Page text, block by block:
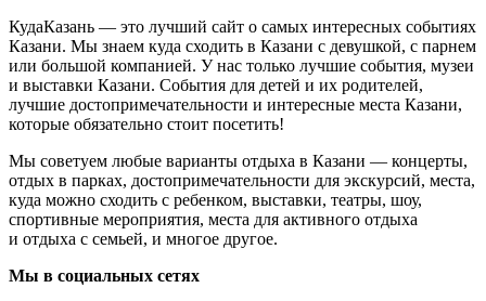
КудаКазань — это лучший сайт о самых интересных событиях
Казани. Мы знаем куда сходить в Казани с девушкой, с парнем
или большой компанией. У нас только лучшие события, музеи
и выставки Казани. События для детей и их родителей,
лучшие достопримечательности и интересные места Казани,
которые обязательно стоит посетить!
Мы советуем любые варианты отдыха в Казани — концерты,
отдых в парках, достопримечательности для экскурсий, места,
куда можно сходить с ребенком, выставки, театры, шоу,
спортивные мероприятия, места для активного отдыха
и отдыха с семьей, и многое другое.
Мы в социальных сетях